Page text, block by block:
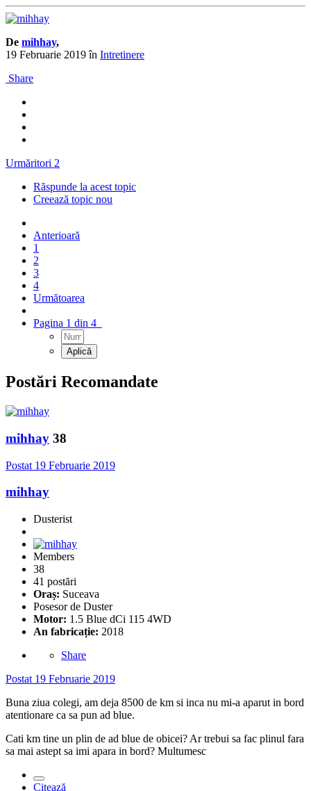
De mihhay,
19 Februarie 2019în Intretinere
Share
Urmăritori 2
Răspunde la acest topic
Creează topic nou
Anterioară
1
2
3
4
Următoarea
Pagina 1 din 4
Postări Recomandate
mihhay 38
Postat 19 Februarie 2019
mihhay
Dusterist
Members
38
41 postări
Oraș: Suceava
Posesor de Duster
Motor: 1.5 Blue dCi 115 4WD
An fabricație: 2018
Share
Postat 19 Februarie 2019
Buna ziua colegi, am deja 8500 de km si inca nu mi-a aparut in bord
atentionare ca sa pun ad blue.
Cati km tine un plin de ad blue de obicei? Ar trebui sa fac plinul fara
sa mai astept sa imi apara in bord? Multumesc
Citează